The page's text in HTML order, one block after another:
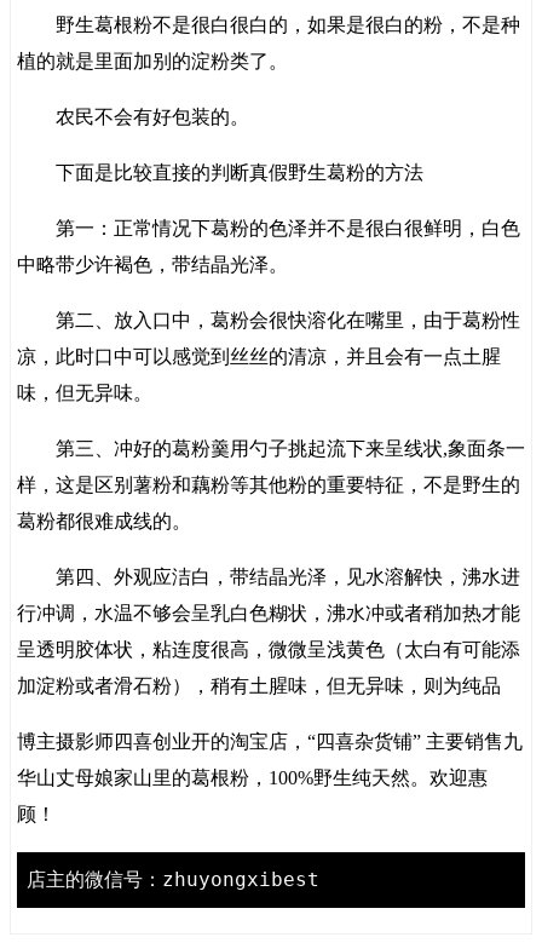
野生葛根粉不是很白很白的，如果是很白的粉，不是种
植的就是里面加别的淀粉类了。
农民不会有好包装的。
下面是比较直接的判断真假野生葛粉的方法
第一：正常情况下葛粉的色泽并不是很白很鲜明，白色
中略带少许褐色，带结晶光泽。
第二、放入口中，葛粉会很快溶化在嘴里，由于葛粉性
凉，此时口中可以感觉到丝丝的清凉，并且会有一点土腥
味，但无异味。
第三、冲好的葛粉羹用勺子挑起流下来呈线状,象面条一
样，这是区别薯粉和藕粉等其他粉的重要特征，不是野生的
葛粉都很难成线的。
第四、外观应洁白，带结晶光泽，见水溶解快，沸水进
行冲调，水温不够会呈乳白色糊状，沸水冲或者稍加热才能
呈透明胶体状，粘连度很高，微微呈浅黄色（太白有可能添
加淀粉或者滑石粉），稍有土腥味，但无异味，则为纯品
博主摄影师四喜创业开的淘宝店，“四喜杂货铺” 主要销售九
华山丈母娘家山里的葛根粉，100%野生纯天然。欢迎惠
顾！
店主的微信号：zhuyongxibest